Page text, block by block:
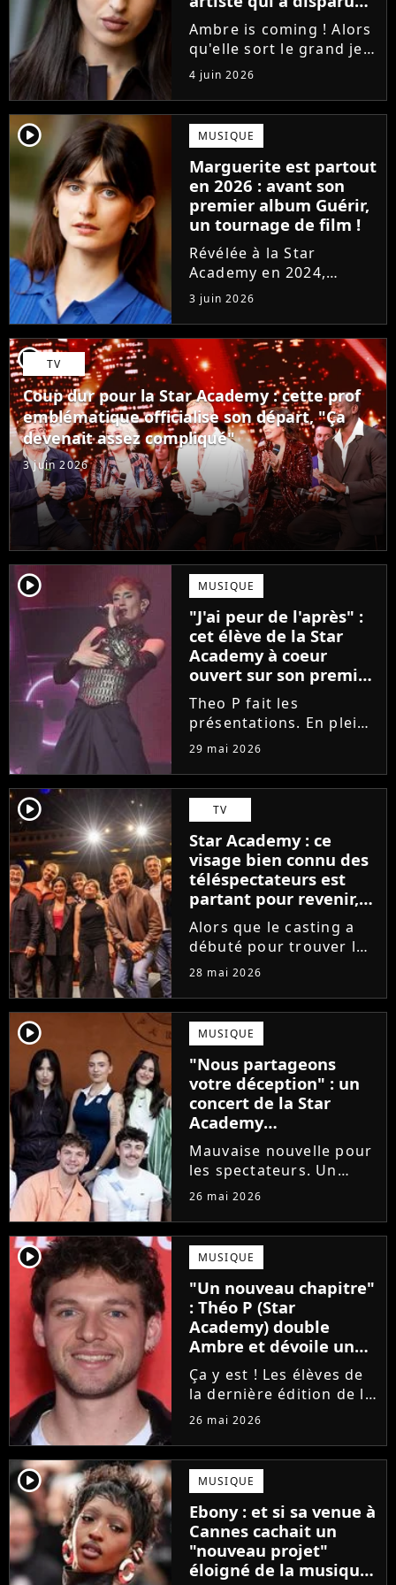
des radars, "c'est un
génie"
Ambre is coming ! Alors
qu'elle sort le grand jeu
cette semaine en
publiant son premier
single J'me demande, la
gagnante de la Star
Academy affiche
clairement ses
ambitions. Son rêve...
4 juin 2026
player2 MUSIQUE
Marguerite est partout
en 2026 : avant son
premier album Guérir,
un tournage de film !
Révélée à la Star
Academy en 2024,
Marguerite officialise
l'arrivée pour l'automne
de son premier album
Guérir. En parallèle, la
chanteuse et
comédienne rejoindra
Laura Felpin, Harpo...
3 juin 2026
player2 TV
Coup dur pour la Star Academy : cette prof
emblématique officialise son départ, "Ça
devenait assez compliqué"
3 juin 2026
player2 MUSIQUE
"J'ai peur de l'après" :
cet élève de la Star
Academy à coeur
ouvert sur son premier
single intime
Theo P fait les
présentations. En pleine
tournée, l'élève de la
son tout premier single.
Avec Garçon solide, le
chanteur livre une
facette plus fragile de
sa personnalité....
29 mai 2026
player2 TV
Star Academy : ce
visage bien connu des
téléspectateurs est
partant pour revenir,
sauf que la place est
déjà prise
Alors que le casting a
débuté pour trouver les
prochains Pierre
Ambre, une professeure
emblématique de la Star
Academy se positionne
pour enseigner le chant
aux...
28 mai 2026
player2 MUSIQUE
"Nous partageons
votre déception" : un
concert de la Star
Academy
définitivement annulé
Mauvaise nouvelle pour
les spectateurs. Un
concert de la Star
dernière minute pour
des raisons de santé, ne
sera finalement pas
reprogrammé.
26 mai 2026
player2 MUSIQUE
"Un nouveau chapitre"
: Théo P (Star
Academy) double
Ambre et dévoile un
premier extrait de son
single
Ça y est ! Les élèves de
la dernière édition de la
Star Academy
publier leurs singles et
c'est Théo P qui sera le
prochain à faire le
grand saut. Découvrez
un extrait...
26 mai 2026
player2 MUSIQUE
Ebony : et si sa venue à
Cannes cachait un
"nouveau projet"
éloigné de la musique